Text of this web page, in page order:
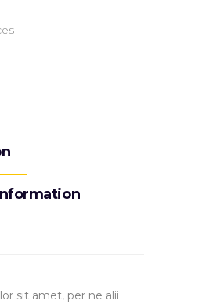
sit amet, per ne alii